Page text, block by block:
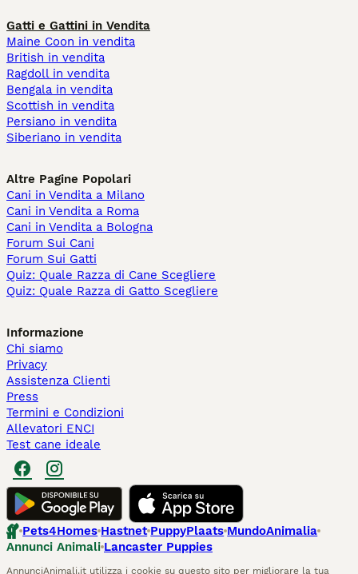
Gatti e Gattini in Vendita
Maine Coon in vendita
British in vendita
Ragdoll in vendita
Bengala in vendita
Scottish in vendita
Persiano in vendita
Siberiano in vendita
Altre Pagine Popolari
Cani in Vendita a Milano
Cani in Vendita a Roma
Cani in Vendita a Bologna
Forum Sui Cani
Forum Sui Gatti
Quiz: Quale Razza di Cane Scegliere
Quiz: Quale Razza di Gatto Scegliere
Informazione
Chi siamo
Privacy
Assistenza Clienti
Press
Termini e Condizioni
Allevatori ENCI
Test cane ideale
Pets4Homes Hastnet PuppyPlaats MundoAnimalia
Annunci Animali Lancaster Puppies
AnnunciAnimali.it utilizza i cookie su questo sito per migliorare la tua